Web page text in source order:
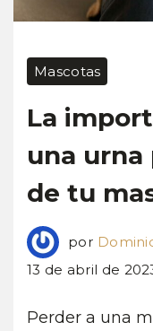
Mascotas
La
una urna
de tu
por
13 de abril de
Perder a una